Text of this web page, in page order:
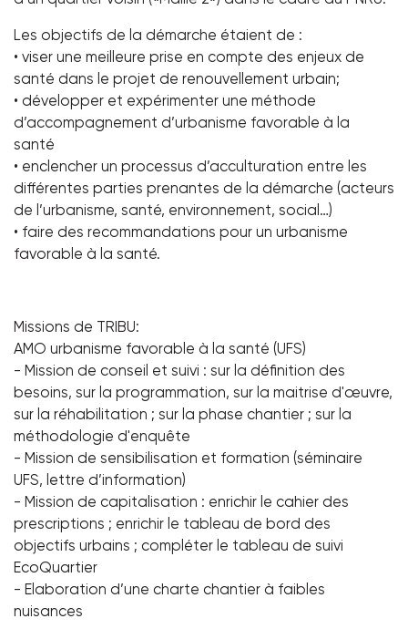
Les objectifs de la démarche étaient de :
• viser une meilleure prise en compte des enjeux de
santé dans le projet de renouvellement urbain;
• développer et expérimenter une méthode
d’accompagnement d’urbanisme favorable à la
santé
• enclencher un processus d’acculturation entre les
différentes parties prenantes de la démarche (acteurs
de l’urbanisme, santé, environnement, social…)
• faire des recommandations pour un urbanisme
favorable à la santé.
Missions de TRIBU:
AMO urbanisme favorable à la santé (UFS)
- Mission de conseil et suivi : sur la définition des
besoins, sur la programmation, sur la maitrise d'œuvre,
sur la réhabilitation ; sur la phase chantier ; sur la
méthodologie d'enquête
- Mission de sensibilisation et formation (séminaire
UFS, lettre d’information)
- Mission de capitalisation : enrichir le cahier des
prescriptions ; enrichir le tableau de bord des
objectifs urbains ; compléter le tableau de suivi
EcoQuartier
- Elaboration d’une charte chantier à faibles
nuisances